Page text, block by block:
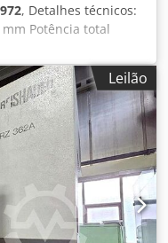
, Detalhes técnicos:
Potência total
1,5 t Espaço
Máquina de perfilagem
máxima da roda
máximo da roda de
7 Módulo - mín.
do sem-fim de
do sem-fim de
do sem-fim de
Ni Tjpfx Akcjf
380 / 50 V/Hz Curso
156 mm *
Leilão